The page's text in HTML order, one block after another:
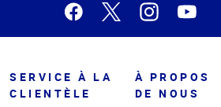
SERVICE À LA
CLIENTÈLE
À PROPOS
DE NOUS